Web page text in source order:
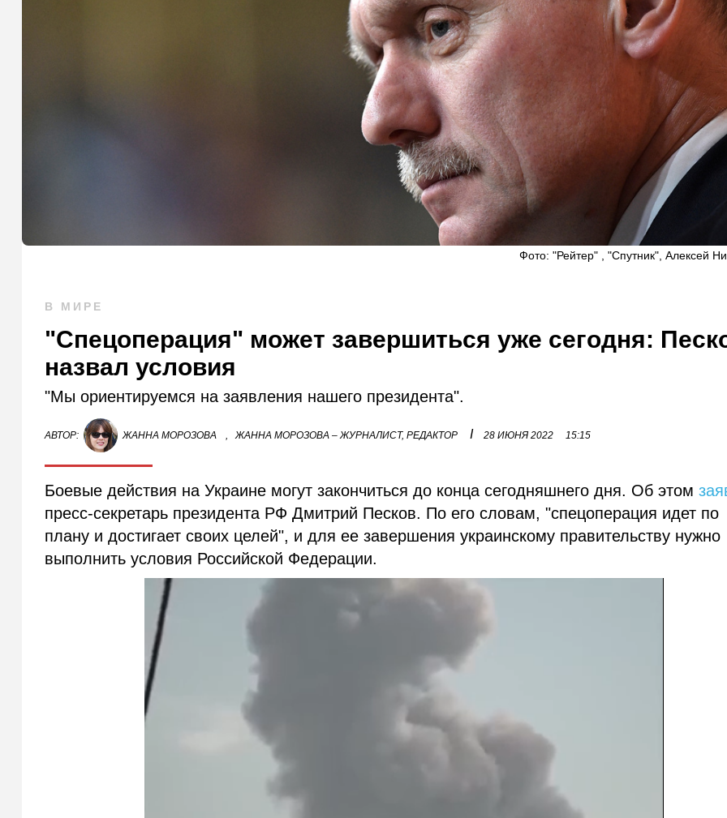
Фото: "Рейтер" , "Спутник", Алексей
В МИРЕ
"Спецоперация" может завершиться уже сегодня:
назвал условия
"Мы ориентируемся на заявления нашего президента".
АВТОР: ЖАННА МОРОЗОВА , ЖАННА МОРОЗОВА – ЖУРНАЛИСТ, РЕДАКТОР I 28 ИЮНЯ 2022 15:15
Боевые действия на Украине могут закончиться до конца сегодняшнего дня. Об этом
пресс-секретарь президента РФ Дмитрий Песков. По его словам, "спецоперация идет по
плану и достигает своих целей", и для ее завершения украинскому правительству нужно
выполнить условия Российской Федерации.